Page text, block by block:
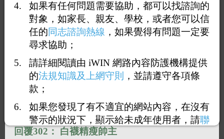
回覆301：白襪精瘦帥主
2026-06-30 08:07:12
手打帳號 超級麻煩==
回覆302： 白襪精瘦帥主
如果有任何問題需要協助，都可以找諮詢的
對象，如家長、親友、學校，或者您可以信
任的同志諮詢熱線 ，如果覺得有問題一定要
尋求協助；
請詳細閱讀由 iWIN 網路內容防護機構提供
的法規知識及上網守則
，並請遵守各項條
款；
如果您發現了有不適宜的網站內容，在沒有
警示的狀況下，顯示給未成年使用者，請聯
絡我們
，謝謝您的合作。